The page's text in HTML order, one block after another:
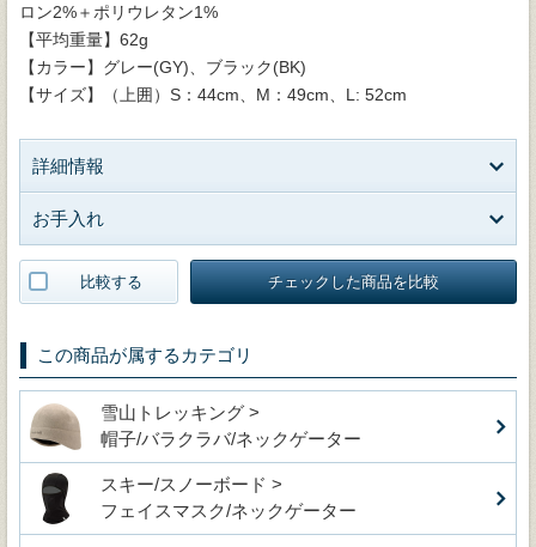
ロン2%＋ポリウレタン1%
【平均重量】62g
【カラー】グレー(GY)、ブラック(BK)
【サイズ】（上囲）S：44cm、M：49cm、L: 52cm
詳細情報
お手入れ
比較する チェックした商品を比較
この商品が属するカテゴリ
雪山トレッキング >
帽子/バラクラバ/ネックゲーター
スキー/スノーボード >
フェイスマスク/ネックゲーター